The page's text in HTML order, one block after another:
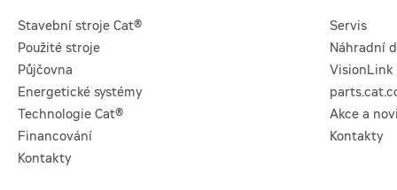
Stavební stroje Cat®
Použité stroje
Půjčovna
Energetické systémy
Technologie Cat®
Financování
Kontakty
Servis
Náhradní
VisionLink
Akce a
Kontakty